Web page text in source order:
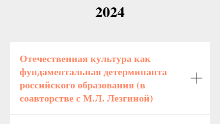
2024
Отечественная культура как
фундаментальная детерминанта
российского образования (в
соавторстве с М.Л. Лезгиной)